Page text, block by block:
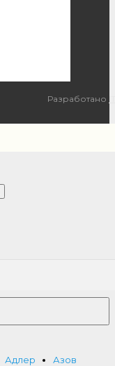
Разработано
Адлер
Азов